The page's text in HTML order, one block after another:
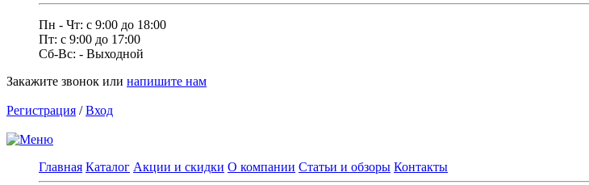
Пн - Чт: с 9:00 до 18:00
Пт: c 9:00 до 17:00
Сб-Вс: - Выходной
Закажите звонок или напишите нам
Регистрация /Вход
Главная Каталог Акции и скидки О компании Статьи и обзоры Контакты